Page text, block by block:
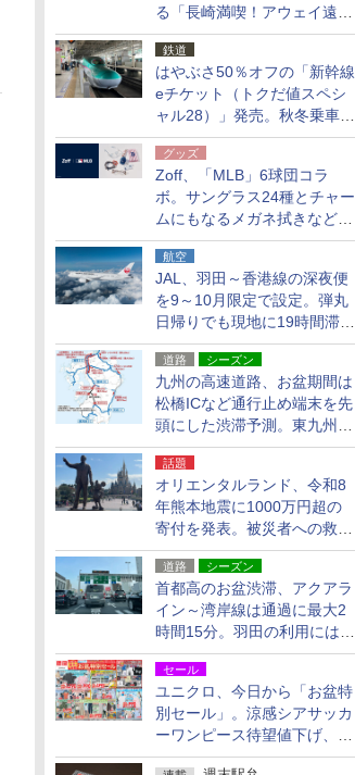
る「長崎満喫！アウェイ遠征
応援キャンペーン」
鉄道
はやぶさ50％オフの「新幹線
eチケット（トクだ値スペシ
ャル28）」発売。秋冬乗車
分、えきねっと限定
グッズ
Zoff、「MLB」6球団コラ
ボ。サングラス24種とチャー
ムにもなるメガネ拭きなど雑
貨24種
航空
JAL、羽田～香港線の深夜便
を9～10月限定で設定。弾丸
日帰りでも現地に19時間滞在
できる
道路 シーズン
九州の高速道路、お盆期間は
松橋ICなど通行止め端末を先
頭にした渋滞予測。東九州道
への迂回は料金調整を実施
話題
オリエンタルランド、令和8
年熊本地震に1000万円超の
寄付を発表。被災者への救援
活動・復旧支援
道路 シーズン
首都高のお盆渋滞、アクアラ
イン～湾岸線は通過に最大2
時間15分。羽田の利用には
「空港西出口」の利用検討を
セール
ユニクロ、今日から「お盆特
別セール」。涼感シアサッカ
ーワンピース待望値下げ、撥
水ギアショーツは1990円に